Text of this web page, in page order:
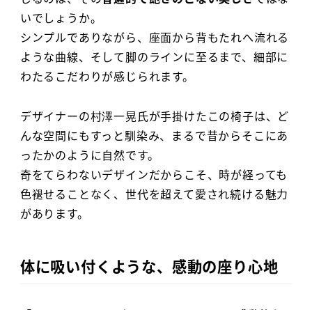
いでしょうか。
シンプルでありながら、座面から背もたれへ流れる
ような曲線、そして脚のラインに至るまで、細部に
わたるこだわりが感じられます。
デザイナーの村澤一晃氏が手掛けたこの椅子は、ど
んな空間にもすっと馴染み、まるで昔からそこにあ
ったかのように自然です。
奇をてらわないデザインだからこそ、時が経っても
色褪せることなく、世代を超えて愛され続ける魅力
があります。
体に吸い付くような、感動の座り心地